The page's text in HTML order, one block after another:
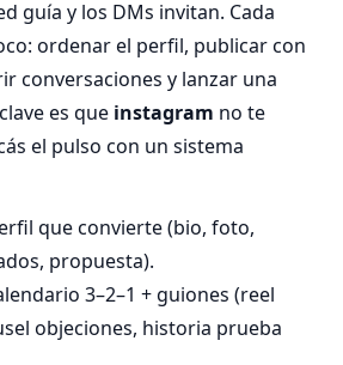
guía y los DMs invitan. Cada
ordenar el perfil, publicar con
conversaciones y lanzar una
es que instagram no te
el pulso con un sistema
que convierte (bio, foto,
propuesta).
3–2–1 + guiones (reel
objeciones, historia prueba